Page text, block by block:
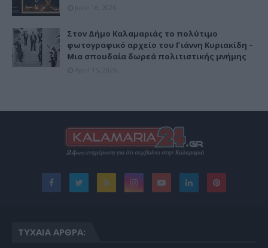
Στον Δήμο Καλαμαριάς το πολύτιμο
φωτογραφικό αρχείο του Γιάννη Κυριακίδη –
Μια σπουδαία δωρεά πολιτιστικής μνήμης
ΤΥΧΑΊΑ ΆΡΘΡΑ: